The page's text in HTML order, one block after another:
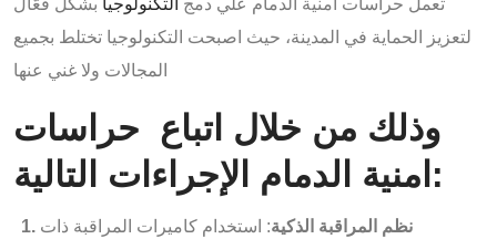
تعمل حراسات امنية الدمام علي دمج التكنولوجيا بشكل فعّال
لتعزيز الحماية في المدينة، حيث اصبحت التكنولوجيا تختلط بجميع
وذلك من خلال اتباع حراسات
امنية الدمام الإجراءات التالية:
نظم المراقبة الذكية: استخدام كاميرات المراقبة ذات